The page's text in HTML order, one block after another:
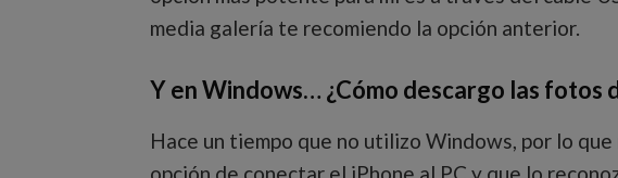
media galería te recomiendo la opción anterior.
Y en Windows… ¿Cómo descargo las fotos
Hace un tiempo que no utilizo Windows, por lo
opción de conectar el iPhone al PC y que lo